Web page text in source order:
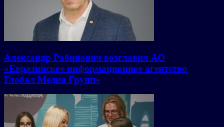
Александр Рабинович возглавил АО
«Евразийское информационное агентство
Глобал Медиа Групп»